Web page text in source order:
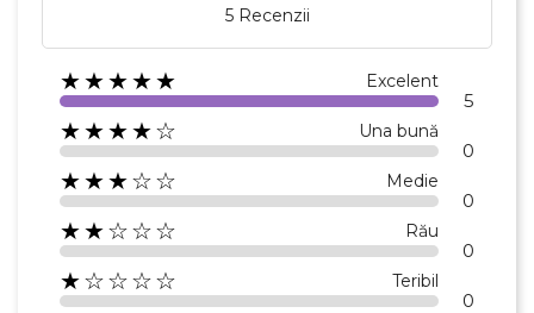
5 Recenzii
★★★★★ Excelent
5
★★★★☆ Una bună
0
★★★☆☆ Medie
0
★★☆☆☆ Rău
0
★☆☆☆☆ Teribil
0